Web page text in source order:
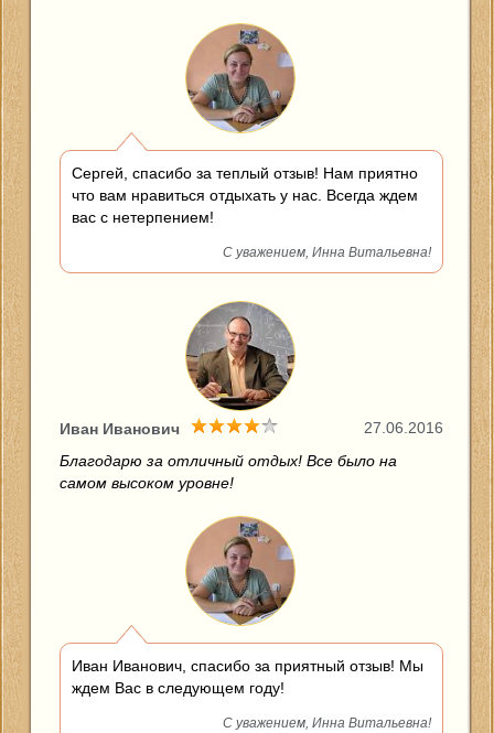
Сергей, спасибо за теплый отзыв! Нам приятно
что вам нравиться отдыхать у нас. Всегда ждем
вас с нетерпением!
С уважением, Инна Витальевна!
27.06.2016
Иван Иванович
Благодарю за отличный отдых! Все было на
самом высоком уровне!
Иван Иванович, спасибо за приятный отзыв! Мы
ждем Вас в следующем году!
С уважением, Инна Витальевна!